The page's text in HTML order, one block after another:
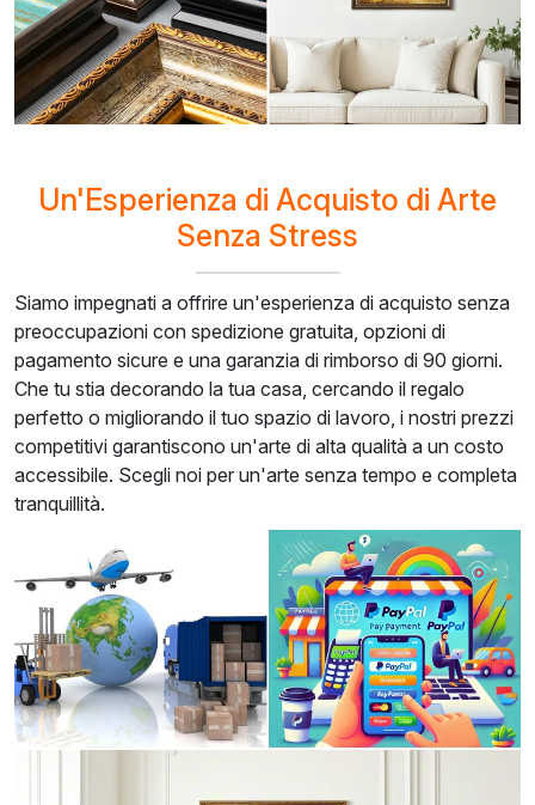
Un'Esperienza di Acquisto di Arte
Senza Stress
Siamo impegnati a offrire un'esperienza di acquisto senza
preoccupazioni con spedizione gratuita, opzioni di
pagamento sicure e una garanzia di rimborso di 90 giorni.
Che tu stia decorando la tua casa, cercando il regalo
perfetto o migliorando il tuo spazio di lavoro, i nostri prezzi
competitivi garantiscono un'arte di alta qualità a un costo
accessibile. Scegli noi per un'arte senza tempo e completa
tranquillità.